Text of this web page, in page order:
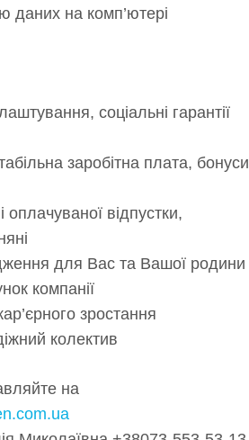
даних на комп’ютері
соціальні гарантії
заробітна плата, бонуси
оплачуваної відпустки,
для Вас та Вашої родини
компанії
зростання
колектив
на